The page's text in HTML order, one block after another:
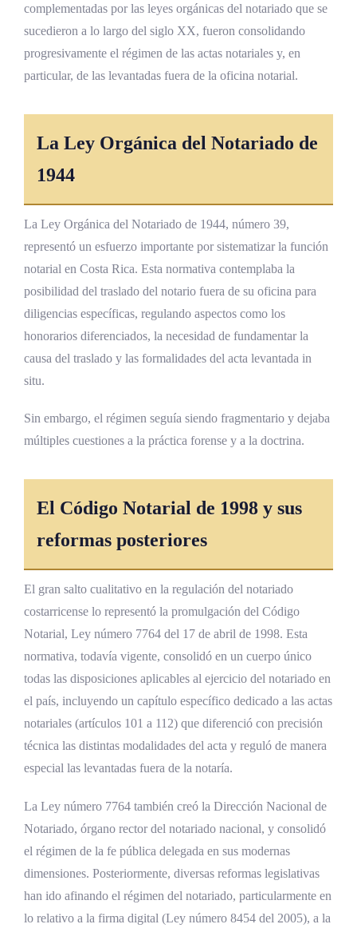
complementadas por las leyes orgánicas del notariado que se
sucedieron a lo largo del siglo XX, fueron consolidando
progresivamente el régimen de las actas notariales y, en
particular, de las levantadas fuera de la oficina notarial.
La Ley Orgánica del Notariado de
1944
La Ley Orgánica del Notariado de 1944, número 39,
representó un esfuerzo importante por sistematizar la función
notarial en Costa Rica. Esta normativa contemplaba la
posibilidad del traslado del notario fuera de su oficina para
diligencias específicas, regulando aspectos como los
honorarios diferenciados, la necesidad de fundamentar la
causa del traslado y las formalidades del acta levantada in
situ.
Sin embargo, el régimen seguía siendo fragmentario y dejaba
múltiples cuestiones a la práctica forense y a la doctrina.
El Código Notarial de 1998 y sus
reformas posteriores
El gran salto cualitativo en la regulación del notariado
costarricense lo representó la promulgación del Código
Notarial, Ley número 7764 del 17 de abril de 1998. Esta
normativa, todavía vigente, consolidó en un cuerpo único
todas las disposiciones aplicables al ejercicio del notariado en
el país, incluyendo un capítulo específico dedicado a las actas
notariales (artículos 101 a 112) que diferenció con precisión
técnica las distintas modalidades del acta y reguló de manera
especial las levantadas fuera de la notaría.
La Ley número 7764 también creó la Dirección Nacional de
Notariado, órgano rector del notariado nacional, y consolidó
el régimen de la fe pública delegada en sus modernas
dimensiones. Posteriormente, diversas reformas legislativas
han ido afinando el régimen del notariado, particularmente en
lo relativo a la firma digital (Ley número 8454 del 2005), a la